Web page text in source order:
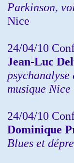
Parkinson,
Nice
24/04/10
Jean-Luc
psychanalyse
musique Nice
24/04/10
Dominique
Blues et